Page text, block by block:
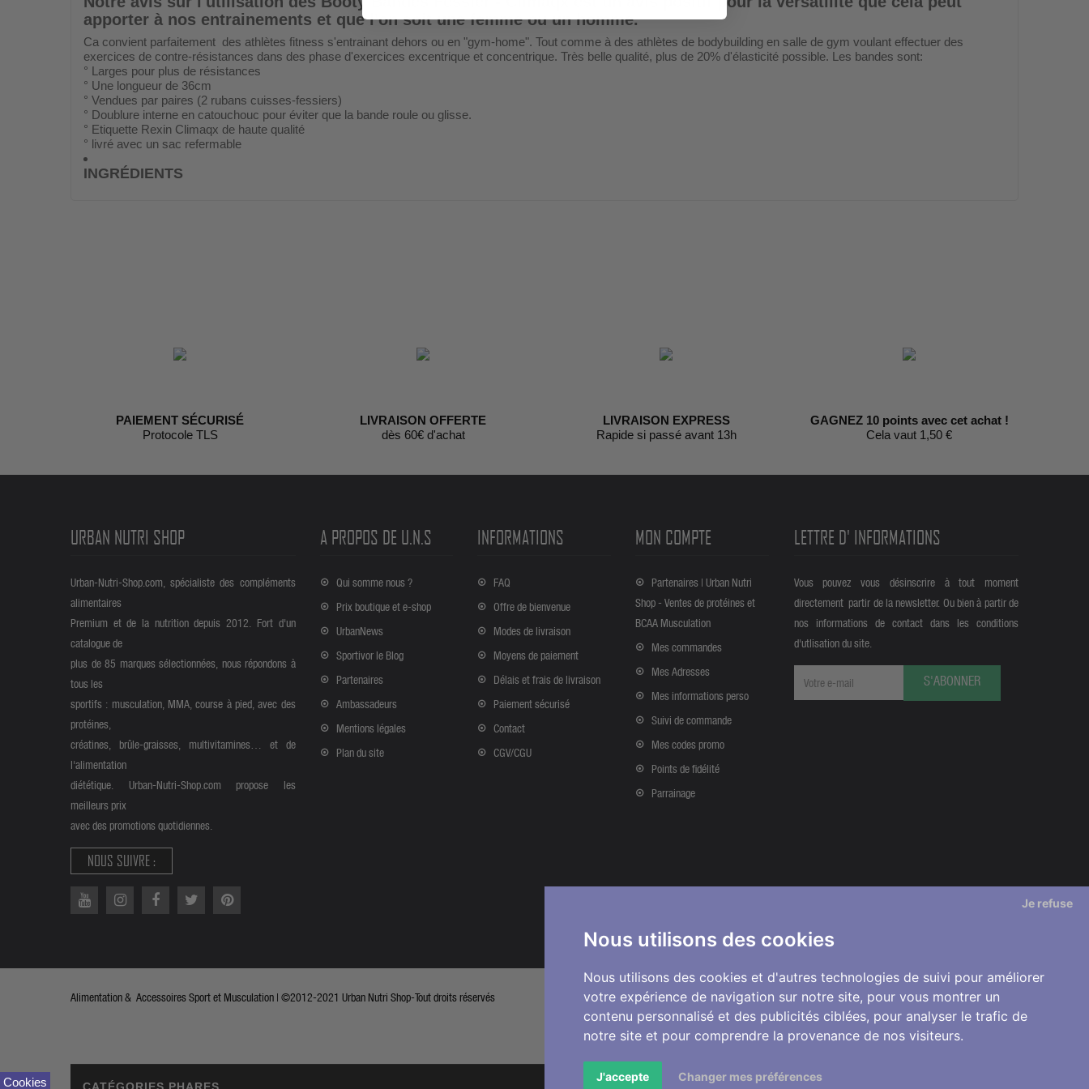
Nous utilisons des cookies
Nous utilisons des cookies et d'autres technologies de suivi pour améliorer
votre expérience de navigation sur notre site, pour vous montrer un
contenu personnalisé et des publicités ciblées, pour analyser le trafic de
notre site et pour comprendre la provenance de nos visiteurs.
J'accepte
Je refuse
Changer mes préférences
Cookies
apporter à nos entrainements et que l'on soit une femme ou un homme.
Ca convient parfaitement des athlètes fitness s'entrainant dehors ou en "gym-home". Tout comme à des athlètes de bodybuilding en salle de gym voulant effectuer des
exercices de contre-résistances dans des phase d'exercices excentrique et concentrique. Très belle qualité, plus de 20% d'élasticité possible. Les bandes sont:
° Larges pour plus de résistances
° Une longueur de 36cm
° Vendues par paires (2 rubans cuisses-fessiers)
° Doublure interne en catouchouc pour éviter que la bande roule ou glisse.
° Etiquette Rexin Climaqx de haute qualité
° livré avec un sac refermable
INGRÉDIENTS
PAIEMENT SÉCURISÉ
Protocole TLS
LIVRAISON OFFERTE
dès 60€ d'achat
LIVRAISON EXPRESS
Rapide si passé avant 13h
GAGNEZ 10 points avec cet achat !
Cela vaut 1,50 €
URBAN NUTRI SHOP
Urban-Nutri-Shop.com, spécialiste des compléments
alimentaires
Premium et de la nutrition depuis 2012. Fort d'un
catalogue de
plus de 85 marques sélectionnées, nous répondons à
tous les
sportifs : musculation, MMA, course à pied, avec des
protéines,
créatines, brûle-graisses, multivitamines… et de
l'alimentation
diététique. Urban-Nutri-Shop.com propose les
meilleurs prix
avec des promotions quotidiennes.
NOUS SUIVRE :
A PROPOS DE U.N.S
Qui somme nous ?
Prix boutique et e-shop
UrbanNews
Sportivor le Blog
Partenaires
Ambassadeurs
Mentions légales
Plan du site
INFORMATIONS
FAQ
Offre de bienvenue
Modes de livraison
Moyens de paiement
Délais et frais de livraison
Paiement sécurisé
Contact
CGV/CGU
MON COMPTE
Partenaires | Urban Nutri
Shop - Ventes de protéines et
BCAA Musculation
Mes commandes
Mes Adresses
Mes informations perso
Suivi de commande
Mes codes promo
Points de fidélité
Parrainage
LETTRE D' INFORMATIONS
Vous pouvez vous désinscrire à tout moment
directement partir de la newsletter. Ou bien à partir de
nos informations de contact dans les conditions
d'utlisation du site.
S'ABONNER
Alimentation & Accessoires Sport et Musculation | ©2012-2021 Urban Nutri Shop-Tout droits réservés
CATÉGORIES PHARES